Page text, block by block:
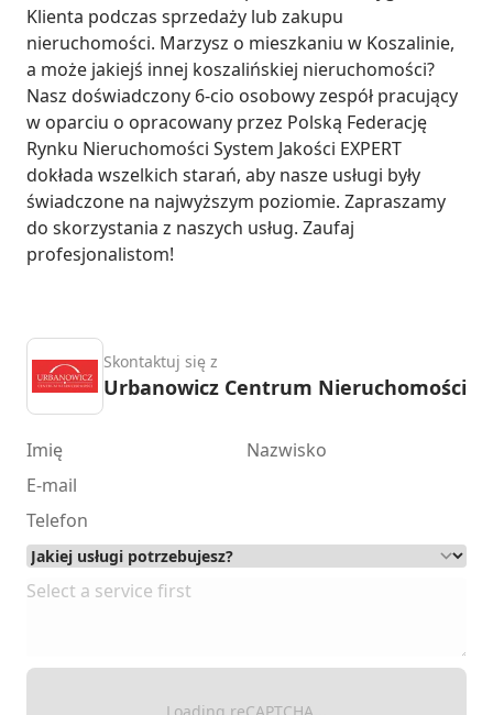
Klienta podczas sprzedaży lub zakupu
nieruchomości. Marzysz o mieszkaniu w Koszalinie,
a może jakiejś innej koszalińskiej nieruchomości?
Nasz doświadczony 6-cio osobowy zespół pracujący
w oparciu o opracowany przez Polską Federację
Rynku Nieruchomości System Jakości EXPERT
dokłada wszelkich starań, aby nasze usługi były
świadczone na najwyższym poziomie. Zapraszamy
do skorzystania z naszych usług. Zaufaj
profesjonalistom!
Skontaktuj się z
Urbanowicz Centrum Nieruchomości